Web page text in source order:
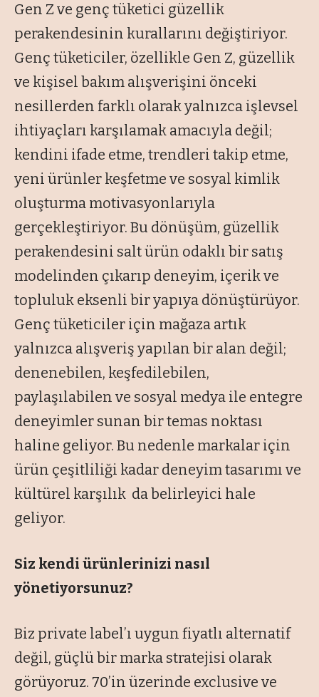
Gen Z ve genç tüketici güzellik
perakendesinin kurallarını değiştiriyor.
Genç tüketiciler, özellikle Gen Z, güzellik
ve kişisel bakım alışverişini önceki
nesillerden farklı olarak yalnızca işlevsel
ihtiyaçları karşılamak amacıyla değil;
kendini ifade etme, trendleri takip etme,
yeni ürünler keşfetme ve sosyal kimlik
oluşturma motivasyonlarıyla
gerçekleştiriyor. Bu dönüşüm, güzellik
perakendesini salt ürün odaklı bir satış
modelinden çıkarıp deneyim, içerik ve
topluluk eksenli bir yapıya dönüştürüyor.
Genç tüketiciler için mağaza artık
yalnızca alışveriş yapılan bir alan değil;
denenebilen, keşfedilebilen,
paylaşılabilen ve sosyal medya ile entegre
deneyimler sunan bir temas noktası
haline geliyor. Bu nedenle markalar için
ürün çeşitliliği kadar deneyim tasarımı ve
kültürel karşılık da belirleyici hale
geliyor.
Siz kendi ürünlerinizi nasıl
yönetiyorsunuz?
Biz private label’ı uygun fiyatlı alternatif
değil, güçlü bir marka stratejisi olarak
görüyoruz. 70’in üzerinde exclusive ve